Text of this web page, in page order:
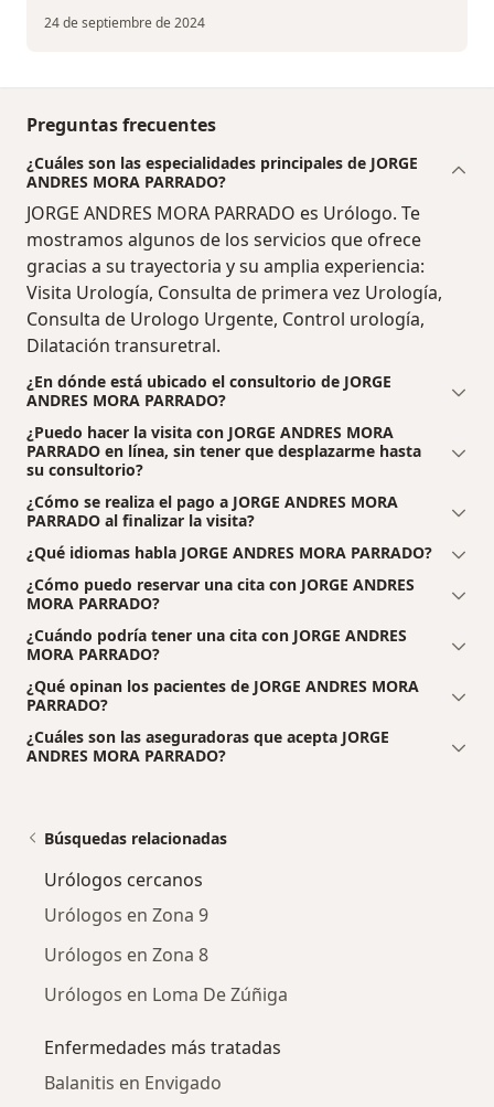
24 de septiembre de 2024
Preguntas frecuentes
¿Cuáles son las especialidades principales de JORGE
ANDRES MORA PARRADO?
JORGE ANDRES MORA PARRADO es Urólogo. Te
mostramos algunos de los servicios que ofrece
gracias a su trayectoria y su amplia experiencia:
Visita Urología, Consulta de primera vez Urología,
Consulta de Urologo Urgente, Control urología,
Dilatación transuretral.
¿En dónde está ubicado el consultorio de JORGE
ANDRES MORA PARRADO?
¿Puedo hacer la visita con JORGE ANDRES MORA
PARRADO en línea, sin tener que desplazarme hasta
su consultorio?
¿Cómo se realiza el pago a JORGE ANDRES MORA
PARRADO al finalizar la visita?
¿Qué idiomas habla JORGE ANDRES MORA PARRADO?
¿Cómo puedo reservar una cita con JORGE ANDRES
MORA PARRADO?
¿Cuándo podría tener una cita con JORGE ANDRES
MORA PARRADO?
¿Qué opinan los pacientes de JORGE ANDRES MORA
PARRADO?
¿Cuáles son las aseguradoras que acepta JORGE
ANDRES MORA PARRADO?
Búsquedas relacionadas
Urólogos cercanos
Urólogos en Zona 9
Urólogos en Zona 8
Urólogos en Loma De Zúñiga
Enfermedades más tratadas
Balanitis en Envigado